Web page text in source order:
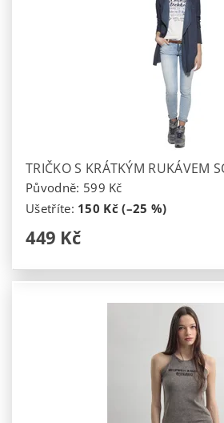
TRIČKO S KRÁTKÝM RUKÁVEM
Původně: 599 Kč
Ušetříte: 150 Kč (–25 %)
449 Kč